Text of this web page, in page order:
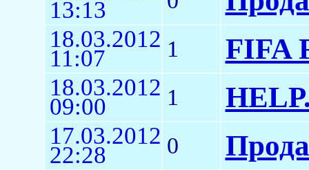
13:13
18.03.2012
11:07 1 FIFA
18.03.2012
09:00 1
17.03.2012
22:28 0